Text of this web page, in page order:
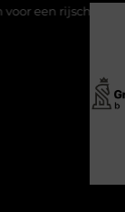
in Utrecht?